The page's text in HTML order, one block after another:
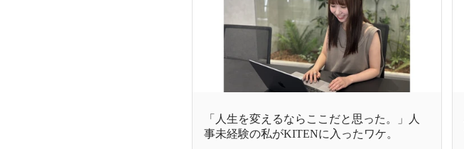
「人生を変えるならここだと思った。」人
事未経験の私がKITENに入ったワケ。